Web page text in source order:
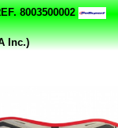
8003500002
Inc.)